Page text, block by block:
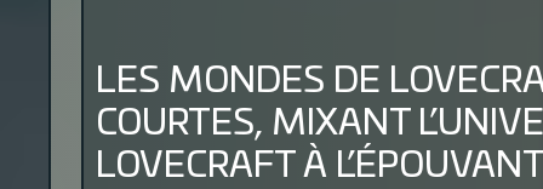
LES MONDES DE
COURTES, MIXANT
LOVECRAFT À